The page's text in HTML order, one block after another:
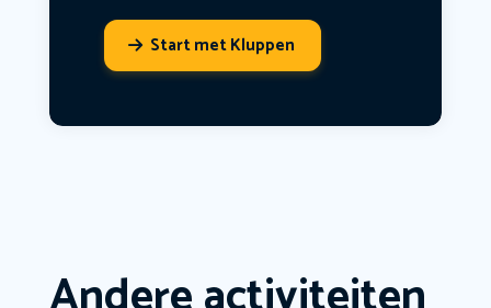
Start met Kluppen